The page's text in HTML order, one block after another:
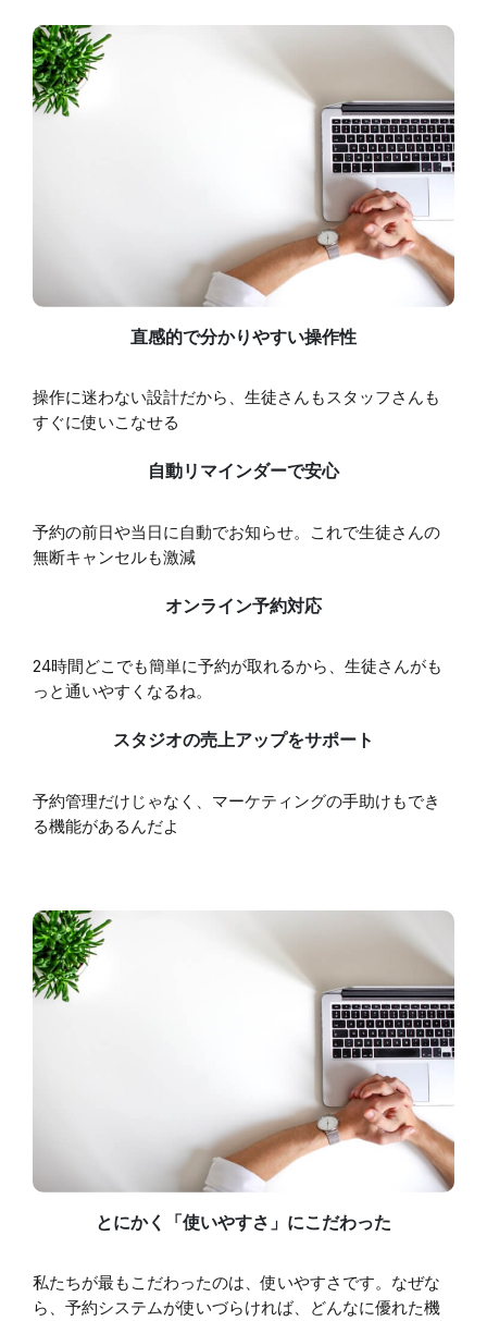
直感的で分かりやすい操作性
操作に迷わない設計だから、生徒さんもスタッフさんも
すぐに使いこなせる
自動リマインダーで安心
予約の前日や当日に自動でお知らせ。これで生徒さんの
無断キャンセルも激減
オンライン予約対応
24時間どこでも簡単に予約が取れるから、生徒さんがも
っと通いやすくなるね。
スタジオの売上アップをサポート
予約管理だけじゃなく、マーケティングの手助けもでき
る機能があるんだよ
とにかく「使いやすさ」にこだわった
私たちが最もこだわったのは、使いやすさです。なぜな
ら、予約システムが使いづらければ、どんなに優れた機